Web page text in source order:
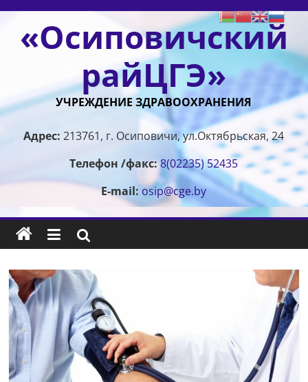
Перейти
содержимому
«Осиповичский
райЦГЭ»
УЧРЕЖДЕНИЕ ЗДРАВООХРАНЕНИЯ
Адрес: 213761, г. Осиповичи, ул.Октябрьская, 24
Телефон /факс:8(02235) 52435
E-mail: osip@cge.by